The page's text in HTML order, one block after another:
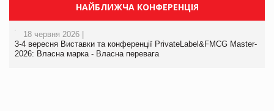
НАЙБЛИЖЧА КОНФЕРЕНЦІЯ
18 червня 2026 |
3-4 вересня Виставки та конференції PrivateLabel&FMCG Master-
2026: Власна марка - Власна перевага